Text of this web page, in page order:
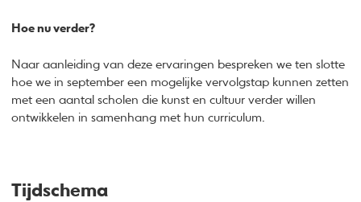
Hoe nu verder?
Naar aanleiding van deze ervaringen bespreken we ten slotte
hoe we in september een mogelijke vervolgstap kunnen zetten
met een aantal scholen die kunst en cultuur verder willen
ontwikkelen in samenhang met hun curriculum.
Tijdschema